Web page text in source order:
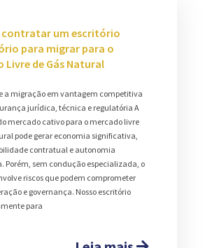
contratar um escritório
para migrar para o
Livre de Gás Natural
a migração em vantagem competitiva
jurídica, técnica e regulatória A
mercado cativo para o mercado livre
pode gerar economia significativa,
contratual e autonomia
Porém, sem condução especializada, o
riscos que podem comprometer
e governança. Nosso escritório
para